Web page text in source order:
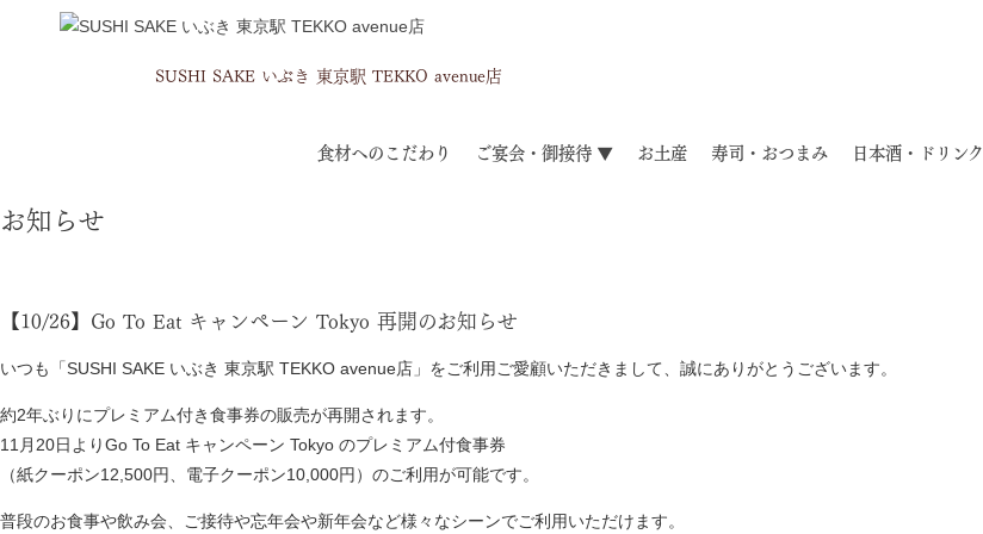
SUSHI SAKE いぶき 東京駅 TEKKO avenue店
食材へのこだわり ご宴会・御接待 ▼ お土産 寿司・おつまみ 日本酒・ドリンク
お知らせ
【10/26】Go To Eat キャンペーン Tokyo 再開のお知らせ
いつも「SUSHI SAKE いぶき 東京駅 TEKKO avenue店」をご利用ご愛顧いただきまして、誠にありがとうございます。
約2年ぶりにプレミアム付き食事券の販売が再開されます。
11月20日よりGo To Eat キャンペーン Tokyo のプレミアム付食事券
（紙クーポン12,500円、電子クーポン10,000円）のご利用が可能です。
普段のお食事や飲み会、ご接待や忘年会や新年会など様々なシーンでご利用いただけます。